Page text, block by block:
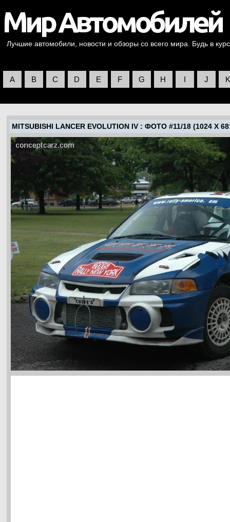
Лучшие автомобили, новости и обзоры со всего мира. Будь в
A B C D E F G H I J K
MITSUBISHI LANCER EVOLUTION IV : ФОТО #11/18 (1024 X